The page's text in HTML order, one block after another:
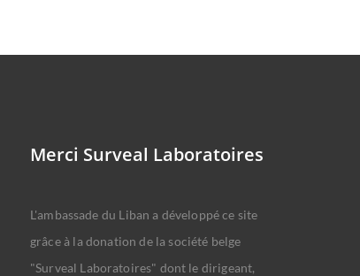
Merci Surveal Laboratoires
L'ambassade du Liban a développé ce site
grâce à la donation de la société belge
"Surveal Laboratoires" dont le dirigeant,